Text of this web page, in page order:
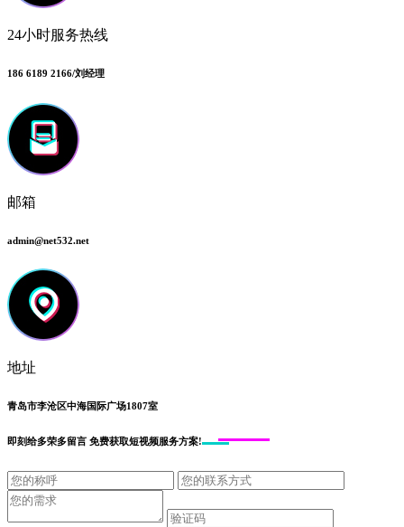
24小时服务热线
186 6189 2166/刘经理
邮箱
admin@net532.net
地址
青岛市李沧区中海国际广场1807室
即刻给多荣多留言 免费获取短视频服务方案!